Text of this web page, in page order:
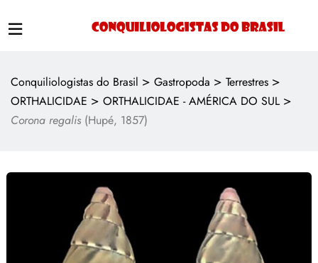
Conquiliologistas do Brasil > Gastropoda > Terrestres >
ORTHALICIDAE > ORTHALICIDAE - AMÉRICA DO SUL >
Corona regalis (Hupé, 1857)